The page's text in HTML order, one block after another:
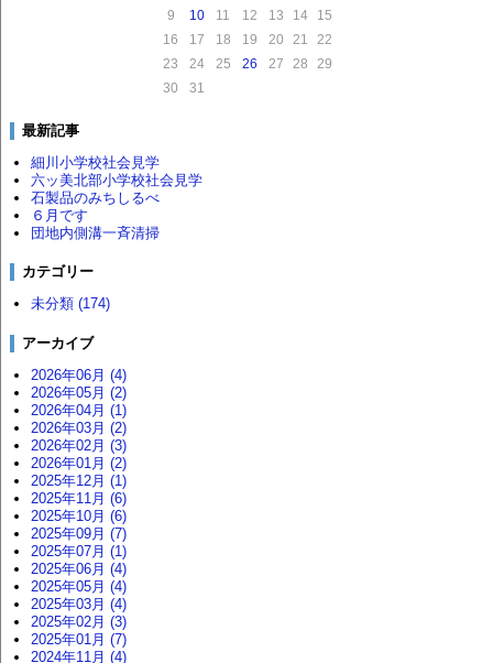
9
10 11 12 13 14
15
16
17 18 19 20 21
22
23
24 25 26 27 28
29
30
31
最新記事
細川小学校社会見学
六ッ美北部小学校社会見学
石製品のみちしるべ
６月です
団地内側溝一斉清掃
カテゴリー
未分類 (174)
アーカイブ
2026年06月 (4)
2026年05月 (2)
2026年04月 (1)
2026年03月 (2)
2026年02月 (3)
2026年01月 (2)
2025年12月 (1)
2025年11月 (6)
2025年10月 (6)
2025年09月 (7)
2025年07月 (1)
2025年06月 (4)
2025年05月 (4)
2025年03月 (4)
2025年02月 (3)
2025年01月 (7)
2024年11月 (4)